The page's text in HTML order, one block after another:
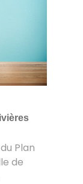
Plan
de